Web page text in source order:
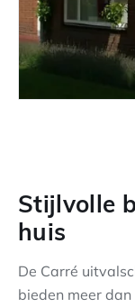
Stijlvolle
huis
De Carré
bieden meer